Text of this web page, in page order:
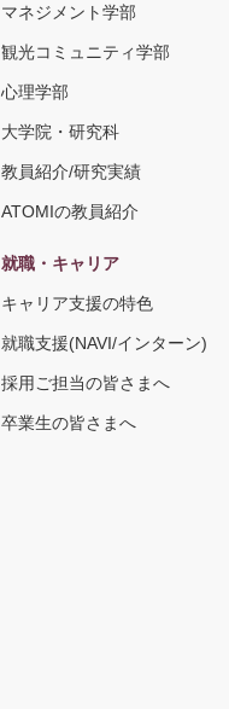
マネジメント学部
観光コミュニティ学部
心理学部
大学院・研究科
教員紹介/研究実績
ATOMIの教員紹介
就職・キャリア
キャリア支援の特色
就職支援(NAVI/インターン)
採用ご担当の皆さまへ
卒業生の皆さまへ